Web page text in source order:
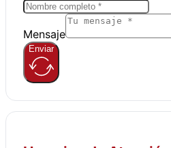
Mensaje
Enviar